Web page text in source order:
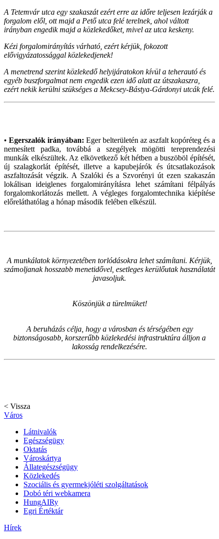
A Tetemvár utca egy szakaszát ezért erre az időre teljesen lezárják a
forgalom elől, ott majd a Pető utca felé terelnek, ahol váltott
irányban engedik majd a közlekedőket, mivel az utca keskeny.
Kézi forgalomirányítás várható, ezért kérjük, fokozott
elővigyázatossággal közlekedjenek!
A menetrend szerint közlekedő helyijáratokon kívül a teherautó és
egyéb buszforgalmat nem engedik ezen idő alatt az útszakaszra,
ezért nekik kerülni szükséges a Mekcsey-Bástya-Gárdonyi utcák felé.
• Egerszalók irányában: Eger belterületén az aszfalt kopóréteg és a
nemesített padka, továbbá a szegélyek mögötti tereprendezési
munkák elkészültek. Az elkövetkező két hétben a buszöböl építését,
új szalagkorlát építését, illetve a kapubejárók és útcsatlakozások
aszfaltozását végzik. A Szalóki és a Szvorényi út ezen szakaszán
lokálisan ideiglenes forgalomirányításra lehet számítani félpályás
forgalomkorlátozás mellett. A végleges forgalomtechnika kiépítése
előreláthatólag a hónap második felében elkészül.
A munkálatok környezetében torlódásokra lehet számítani. Kérjük,
számoljanak hosszabb menetidővel, esetleges kerülőutak használatát
javasoljuk.
Köszönjük a türelmüket!
A beruházás célja, hogy a városban és térségében egy
biztonságosabb, korszerűbb közlekedési infrastruktúra álljon a
lakosság rendelkezésére.
< Vissza
Város
Látnivalók
Egészségügy
Oktatás
Városkártya
Állategészségügy
Közlekedés
Szociális és gyermekjóléti szolgáltatások
Dobó téri webkamera
HungAIRy
Egri Értéktár
Hírek